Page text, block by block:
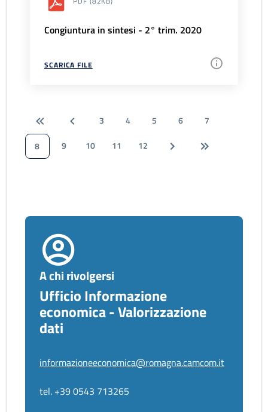
Congiuntura in sintesi - 2° trim. 2020
SCARICA FILE
3 4 5 6
7
8
9 10 11 12
A chi rivolgersi
Ufficio Informazione
economica - Valorizzazione
dati
informazioneeconomica@romagna.camcom.it
tel. +39 0543 713265